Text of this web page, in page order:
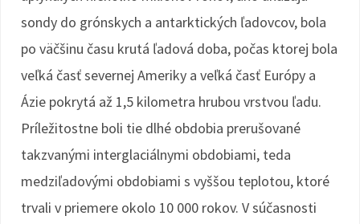
sondy do grónskych a antarktických ľadovcov, bola
po väčšinu času krutá ľadová doba, počas ktorej bola
veľká časť severnej Ameriky a veľká časť Európy a
Ázie pokrytá až 1,5 kilometra hrubou vrstvou ľadu.
Príležitostne boli tie dlhé obdobia prerušované
takzvanými interglaciálnymi obdobiami, teda
medziľadovými obdobiami s vyššou teplotou, ktoré
trvali v priemere okolo 10 000 rokov. V súčasnosti